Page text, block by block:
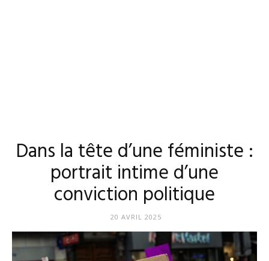
Dans la tête d’une féministe :
portrait intime d’une
conviction politique
20 AVRIL 2025